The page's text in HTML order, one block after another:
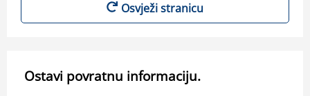
Osvježi stranicu
Ostavi povratnu informaciju.